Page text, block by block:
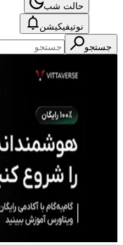
حالت شب
نوتیفیکیشن
جستجو